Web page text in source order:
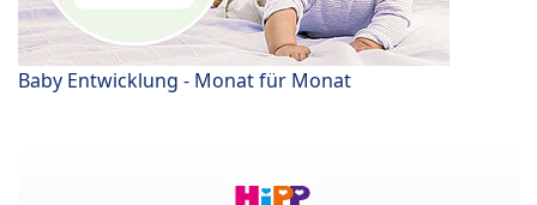
Baby Entwicklung - Monat für Monat